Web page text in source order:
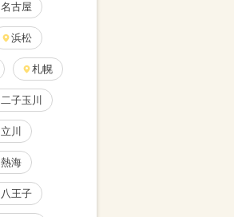
名古屋
浜松
札幌
二子玉川
立川
熱海
八王子